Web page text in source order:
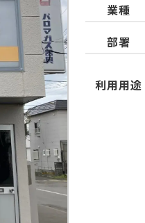
業種
部署
利用用途